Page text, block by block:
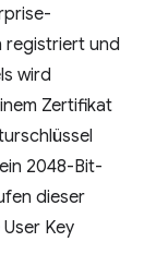
registriert und
wird
Zertifikat
2048-Bit-
dieser
Key